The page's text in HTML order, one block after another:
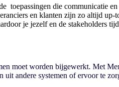
toepassingen die communicatie
en klanten zijn zo altijd
je jezelf en de stakeholders tijd
moet worden bijgewerkt. Met
andere systemen of ervoor te